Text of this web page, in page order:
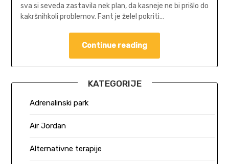
sva si seveda zastavila nek plan, da kasneje ne bi prišlo do
kakršnihkoli problemov. Fant je želel pokriti…
Continue reading
KATEGORIJE
Adrenalinski park
Air Jordan
Alternativne terapije